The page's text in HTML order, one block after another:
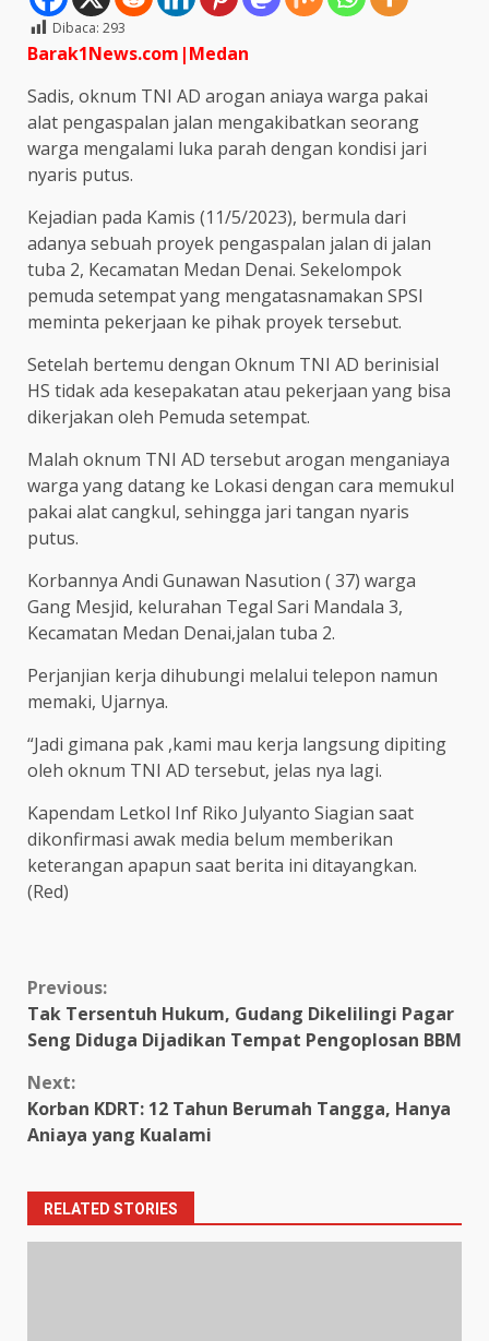
Dibaca: 293
Barak1News.com|Medan
Sadis, oknum TNI AD arogan aniaya warga pakai
alat pengaspalan jalan mengakibatkan seorang
warga mengalami luka parah dengan kondisi jari
nyaris putus.
Kejadian pada Kamis (11/5/2023), bermula dari
adanya sebuah proyek pengaspalan jalan di jalan
tuba 2, Kecamatan Medan Denai. Sekelompok
pemuda setempat yang mengatasnamakan SPSI
meminta pekerjaan ke pihak proyek tersebut.
Setelah bertemu dengan Oknum TNI AD berinisial
HS tidak ada kesepakatan atau pekerjaan yang bisa
dikerjakan oleh Pemuda setempat.
Malah oknum TNI AD tersebut arogan menganiaya
warga yang datang ke Lokasi dengan cara memukul
pakai alat cangkul, sehingga jari tangan nyaris
putus.
Korbannya Andi Gunawan Nasution ( 37) warga
Gang Mesjid, kelurahan Tegal Sari Mandala 3,
Kecamatan Medan Denai,jalan tuba 2.
Perjanjian kerja dihubungi melalui telepon namun
memaki, Ujarnya.
“Jadi gimana pak ,kami mau kerja langsung dipiting
oleh oknum TNI AD tersebut, jelas nya lagi.
Kapendam Letkol Inf Riko Julyanto Siagian saat
dikonfirmasi awak media belum memberikan
keterangan apapun saat berita ini ditayangkan.
(Red)
Continue
Reading
Previous:
Tak Tersentuh Hukum, Gudang Dikelilingi Pagar
Seng Diduga Dijadikan Tempat Pengoplosan BBM
Next:
Korban KDRT: 12 Tahun Berumah Tangga, Hanya
Aniaya yang Kualami
RELATED STORIES